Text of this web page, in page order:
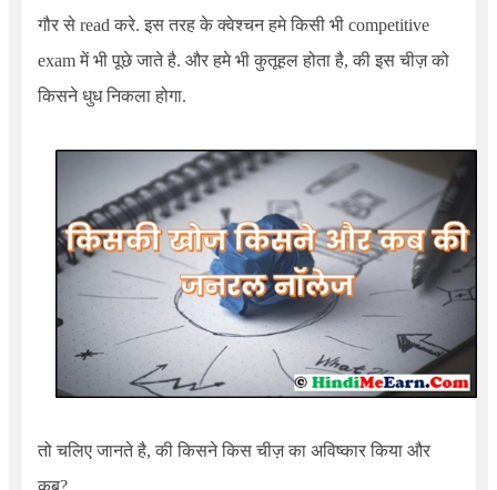
गौर से read करे. इस तरह के क्वेश्चन हमे किसी भी competitive
exam में भी पूछे जाते है. और हमे भी कुतूहल होता है, की इस चीज़ को
किसने धुध निकला होगा.
तो चलिए जानते है, की किसने किस चीज़ का अविष्कार किया और
कब?